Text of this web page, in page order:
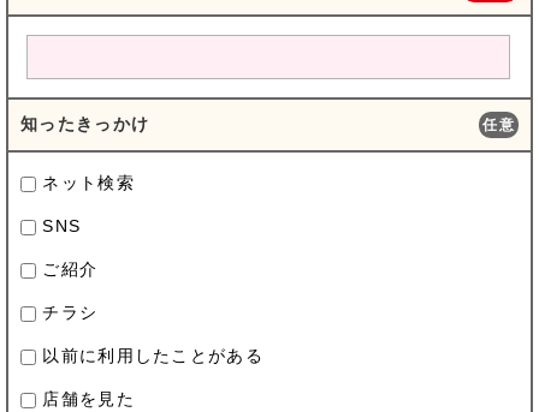
知ったきっかけ 任意
ネット検索
SNS
ご紹介
チラシ
以前に利用したことがある
店舗を見た